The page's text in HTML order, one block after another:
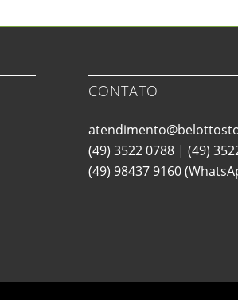
CONTATO
(49) 3522 0788 |(49)
(49) 98437 9160